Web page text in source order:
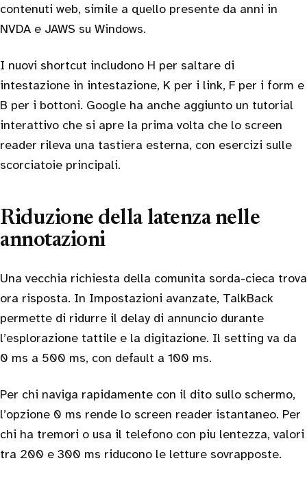
contenuti web, simile a quello presente da anni in
NVDA e JAWS su Windows.
I nuovi shortcut includono H per saltare di
intestazione in intestazione, K per i link, F per i form e
B per i bottoni. Google ha anche aggiunto un tutorial
interattivo che si apre la prima volta che lo screen
reader rileva una tastiera esterna, con esercizi sulle
scorciatoie principali.
Riduzione della latenza nelle
annotazioni
Una vecchia richiesta della comunita sorda-cieca trova
ora risposta. In Impostazioni avanzate, TalkBack
permette di ridurre il delay di annuncio durante
l’esplorazione tattile e la digitazione. Il setting va da
0 ms a 500 ms, con default a 100 ms.
Per chi naviga rapidamente con il dito sullo schermo,
l’opzione 0 ms rende lo screen reader istantaneo. Per
chi ha tremori o usa il telefono con piu lentezza, valori
tra 200 e 300 ms riducono le letture sovrapposte.